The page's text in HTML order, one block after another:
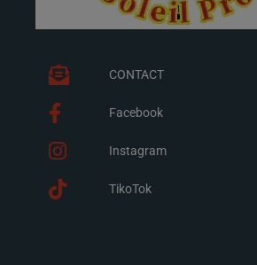
CONTACT
Facebook
Instagram
TikoTok